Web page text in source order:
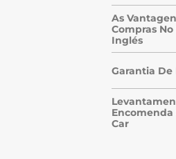
As
Compras
Inglés
Garantia De
Encomenda
Car